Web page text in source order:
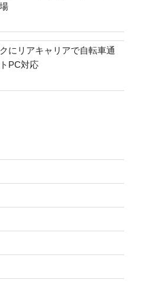
にリアキャリアで自転車通
PC対応